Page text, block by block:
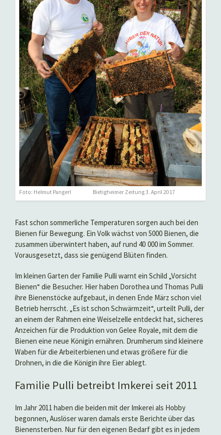
Foto: Helmut Pangerl Bietigheimer Zeitung 3. April 2017
Fast schon sommerliche Temperaturen sorgen auch bei den
Bienen für Bewegung. Ein Volk wächst von 5000 Bienen, die
zusammen überwintert haben, auf rund 40 000 im Sommer.
Vorausgesetzt, dass sie genügend Blüten finden.
Im kleinen Garten der Familie Pulli warnt ein Schild „Vorsicht
Bienen“ die Besucher. Hier haben Dorothea und Thomas Pulli
ihre Bienenstöcke aufgebaut, in denen Ende März schon viel
Betrieb herrscht. „Es ist schon Schwärmzeit“, urteilt Pulli, der
an einem der Rahmen eine Weiselzelle entdeckt hat, sicheres
Anzeichen für die Produktion von Gelee Royale, mit dem die
Bienen eine neue Königin ernähren. Drumherum sind kleinere
Waben für die Arbeiterbienen und etwas größere für die
Drohnen, in die die Königin ihre Eier ablegt.
Familie Pulli betreibt Imkerei seit 2011
Im Jahr 2011 haben die beiden mit der Imkerei als Hobby
begonnen, Auslöser waren damals erste Berichte über das
Bienensterben. Nur für den eigenen Bedarf gibt es in jedem